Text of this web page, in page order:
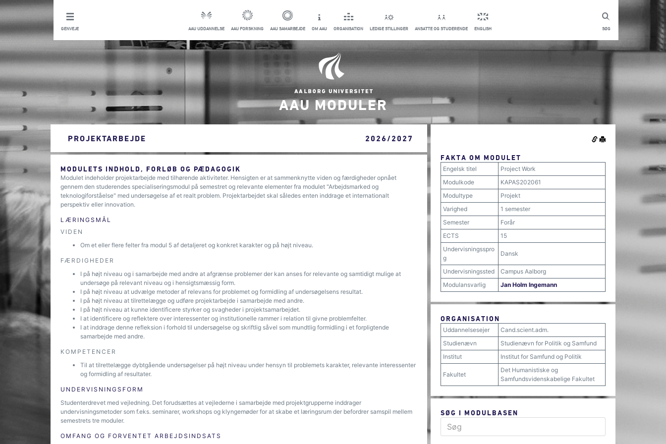
SØG
GENVEJE AAU UDDANNELSE AAU FORSKNING AAU SAMARBEJDE OM AAU ORGANISATION LEDIGE STILLINGER ANSATTE OG STUDERENDE ENGLISH
AAU MODULER
PROJEKTARBEJDE 2026/2027
MODULETS INDHOLD, FORLØB OG PÆDAGOGIK
Modulet indeholder projektarbejde med tilhørende aktiviteter. Hensigten er at sammenknytte viden og færdigheder opnået
gennem den studerendes specialiseringsmodul på semestret og relevante elementer fra modulet "Arbejdsmarked og
teknologiforståelse" med undersøgelse af et realt problem. Projektarbejdet skal således enten inddrage et internationalt
perspektiv eller innovation.
LÆRINGSMÅL
VIDEN
Om et eller flere felter fra modul 5 af detaljeret og konkret karakter og på højt niveau.
FÆRDIGHEDER
I på højt niveau og i samarbejde med andre at afgrænse problemer der kan anses for relevante og samtidigt mulige at
undersøge på relevant niveau og i hensigtsmæssig form.
I på højt niveau at udvælge metoder af relevans for problemet og formidling af undersøgelsens resultat.
I på højt niveau at tilrettelægge og udføre projektarbejde i samarbejde med andre.
I på højt niveau at kunne identificere styrker og svagheder i projektsamarbejdet.
I at identificere og reflektere over interessenter og institutionelle rammer i relation til givne problemfelter.
I at inddrage denne refleksion i forhold til undersøgelse og skriftlig såvel som mundtlig formidling i et forpligtende
samarbejde med andre.
KOMPETENCER
Til at tilrettelægge dybtgående undersøgelser på højt niveau under hensyn til problemets karakter, relevante interessenter
og formidling af resultater.
UNDERVISNINGSFORM
Studenterdrevet med vejledning. Det forudsættes at vejlederne i samarbejde med projektgrupperne inddrager
undervisningsmetoder som f.eks. seminarer, workshops og klyngemøder for at skabe et læringsrum der befordrer samspil mellem
semestrets tre moduler.
OMFANG OG FORVENTET ARBEJDSINDSATS
FAKTA OM MODULET
Engelsk titel
Project Work
Modulkode
KAPAS202061
Modultype
Projekt
Varighed
1 semester
Semester
Forår
ECTS
15
Undervisningsspro
g
Dansk
Undervisningssted
Campus Aalborg
Modulansvarlig
Jan Holm Ingemann
ORGANISATION
Uddannelsesejer
Cand.scient.adm.
Studienævn
Studienævn for Politik og Samfund
Institut
Institut for Samfund og Politik
Fakultet
Det Humanistiske og
Samfundsvidenskabelige Fakultet
SØG I MODULBASEN